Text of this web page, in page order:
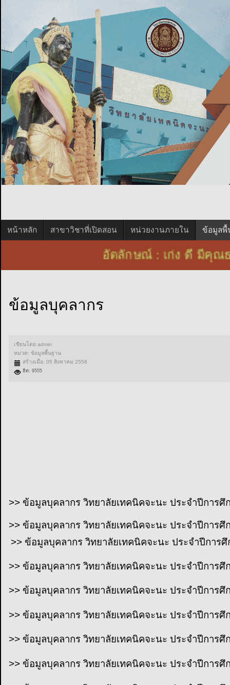
หน้าหลัก สาขาวิชาที่เปิดสอน หน่วยงานภายใน ข้อมูลพื้
อัตลักษณ์ : เก่ง ดี มี
ข้อมูลบุคลากร
เขียนโดยadmin
หมวด:ข้อมูลพื้นฐาน
สร้างเมื่อ: 05 สิงหาคม 2558
ฮิต: 9555
>> ข้อมูลบุคลากร วิทยาลัยเทคนิคจะนะ ประจำปีการ
>> ข้อมูลบุคลากร วิทยาลัยเทคนิคจะนะ ประจำปีการ
>> ข้อมูลบุคลากร วิทยาลัยเทคนิคจะนะ ประจำปีการ
>> ข้อมูลบุคลากร วิทยาลัยเทคนิคจะนะ ประจำปีการ
>> ข้อมูลบุคลากร วิทยาลัยเทคนิคจะนะ ประจำปีการ
>> ข้อมูลบุคลากร วิทยาลัยเทคนิคจะนะ ประจำปีการ
>> ข้อมูลบุคลากร วิทยาลัยเทคนิคจะนะ ประจำปีการ
>> ข้อมูลบุคลากร วิทยาลัยเทคนิคจะนะ ประจำปีการ